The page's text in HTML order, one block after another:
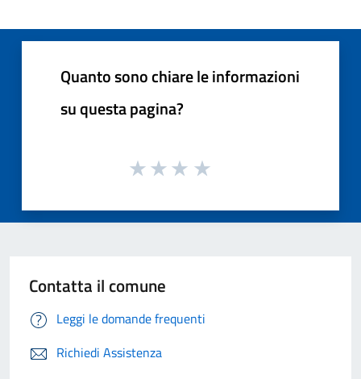
Quanto sono chiare le informazioni
su questa pagina?
Contatta il comune
Leggi le domande frequenti
Richiedi Assistenza